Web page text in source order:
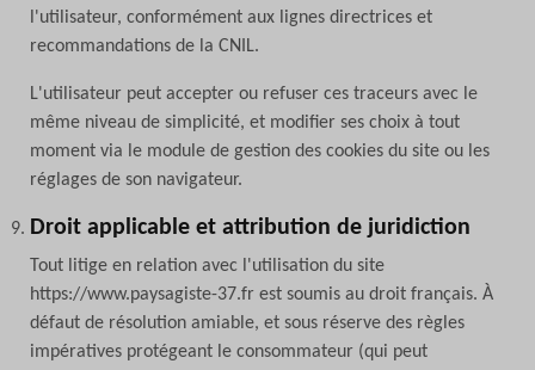
l'utilisateur, conformément aux lignes directrices et
recommandations de la CNIL.
L'utilisateur peut accepter ou refuser ces traceurs avec le
même niveau de simplicité, et modifier ses choix à tout
moment via le module de gestion des cookies du site ou les
réglages de son navigateur.
Droit applicable et attribution de juridiction
Tout litige en relation avec l'utilisation du site
https://www.paysagiste-37.fr est soumis au droit français. À
défaut de résolution amiable, et sous réserve des règles
impératives protégeant le consommateur (qui peut